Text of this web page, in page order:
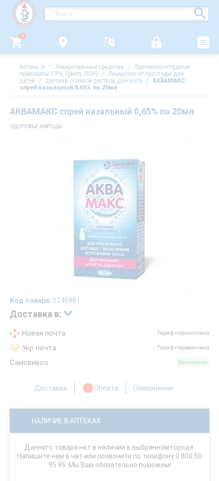
0
Аптека 3i / Лекарственные средства /
Противопростудные
препараты (ГРЗ, Грипп, ЛОР)
/ Лекарство от простуды для
детей
/ Детский солевой раствор для носа / АКВАМАКС
спрей назальный 0,65% по 20мл
АКВАМАКС спрей назальный 0,65% по 20мл
ЗДОРОВЬЕ НАРОДА
Код товара: 1245981
Доставка в:
Новая почта Тариф перевозчика
Укр почта Тариф перевозчика
Самовивоз Бесплатно
Доставка Оплата Повернення
НАЛИЧИЕ В АПТЕКАХ
Данного товара нет в наличии в выбранном городе.
Напишите нам в чат или позвоните по телефону 0 800 50
95 95. Мы Вам обязательно поможем!